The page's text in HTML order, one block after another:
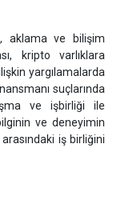
aklama ve bilişim
kripto varlıklara
yargılamalarda
suçlarında
ve işbirliği ile
ve deneyimin
iş birliğini